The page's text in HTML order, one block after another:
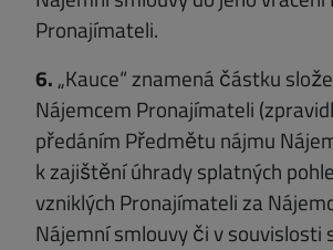
Pronajímateli.
6. „Kauce“ znamená částku
Nájemcem Pronajímateli
předáním Předmětu nájmu
k zajištění úhrady splatných
vzniklých Pronajímateli za
Nájemní smlouvy či v souvislosti